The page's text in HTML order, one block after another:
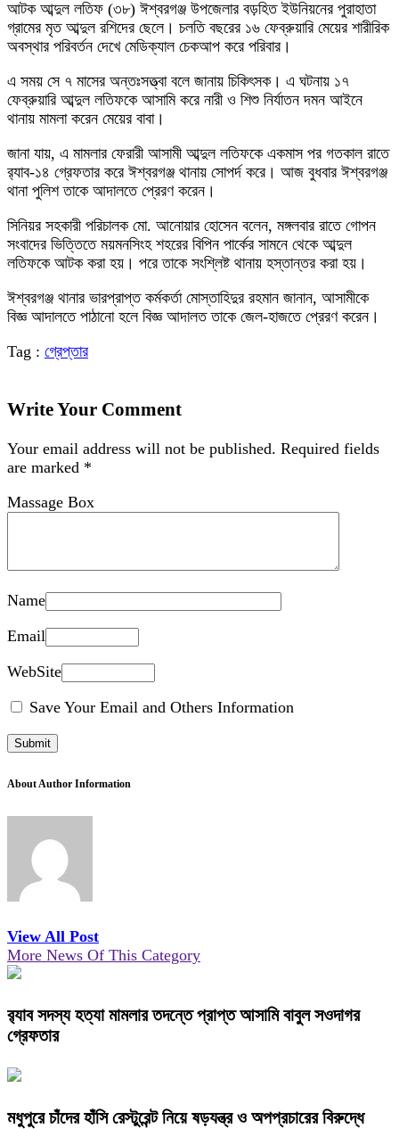
আটক আব্দুল লতিফ (৩৮) ঈশ্বরগঞ্জ উপজেলার বড়হিত ইউনিয়নের পুরাহাতা
গ্রামের মৃত আব্দুল রশিদের ছেলে। চলতি বছরের ১৬ ফেব্রুয়ারি মেয়ের শারীরিক
অবস্থার পরিবর্তন দেখে মেডিক্যাল চেকআপ করে পরিবার।
এ সময় সে ৭ মাসের অন্তঃসত্ত্বা বলে জানায় চিকিৎসক। এ ঘটনায় ১৭
ফেব্রুয়ারি আব্দুল লতিফকে আসামি করে নারী ও শিশু নির্যাতন দমন আইনে
থানায় মামলা করেন মেয়ের বাবা।
জানা যায়, এ মামলার ফেরারী আসামী আব্দুল লতিফকে একমাস পর গতকাল রাতে
র‍্যাব-১৪ গ্রেফতার করে ঈশ্বরগঞ্জ থানায় সোপর্দ করে। আজ বুধবার ঈশ্বরগঞ্জ
থানা পুলিশ তাকে আদালতে প্রেরণ করেন।
সিনিয়র সহকারী পরিচালক মো. আনোয়ার হোসেন বলেন, মঙ্গলবার রাতে গোপন
সংবাদের ভিত্তিতে ময়মনসিংহ শহরের বিপিন পার্কের সামনে থেকে আব্দুল
লতিফকে আটক করা হয়। পরে তাকে সংশ্লিষ্ট থানায় হস্তান্তর করা হয়।
ঈশ্বরগঞ্জ থানার ভারপ্রাপ্ত কর্মকর্তা মোস্তাহিদুর রহমান জানান, আসামীকে
বিজ্ঞ আদালতে পাঠানো হলে বিজ্ঞ আদালত তাকে জেল-হাজতে প্রেরণ করেন।
Tag : গ্রেপ্তার
Write Your Comment
Your email address will not be published. Required fields
are marked *
Massage Box
Name
Email
WebSite
Save Your Email and Others Information
About Author Information
View All Post
More News Of This Category
র‌্যাব সদস্য হত্যা মামলার তদন্তে প্রাপ্ত আসামি বাবুল সওদাগর
গ্রেফতার
মধুপুরে চাঁদের হাঁসি রেস্টুরেন্ট নিয়ে ষড়যন্ত্র ও অপপ্রচারের বিরুদ্ধে